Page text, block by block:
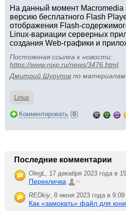
На данный момент Macromedia
версию бесплатного Flash
отображения Flash-
Linux-вариации серверных
создания Web-графики и
Постоянная ссылка к новости:
https://www.nixp.ru/news/3476.html.
Дмитрий Шурупов по материалам
Linux
Комментировать (0)
Последние комментарии
OlegL, 17 декабря 2023 года в
Перекличка 21
REDkiy, 8 июня 2023 года в
Как «замокать» файл для